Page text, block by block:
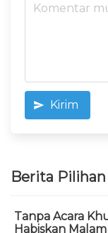
Kirim
Berita Pilihan
Tanpa Acara
Habiskan